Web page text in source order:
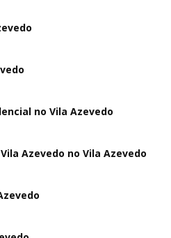
no Vila Azevedo
Azevedo no Vila Azevedo